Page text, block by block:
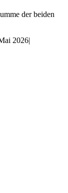
der beiden
2026|